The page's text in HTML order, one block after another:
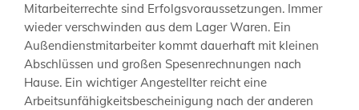
Mitarbeiterrechte sind Erfolgsvoraussetzungen. Immer
wieder verschwinden aus dem Lager Waren. Ein
Außendienstmitarbeiter kommt dauerhaft mit kleinen
Abschlüssen und großen Spesenrechnungen nach
Hause. Ein wichtiger Angestellter reicht eine
Arbeitsunfähigkeitsbescheinigung nach der anderen